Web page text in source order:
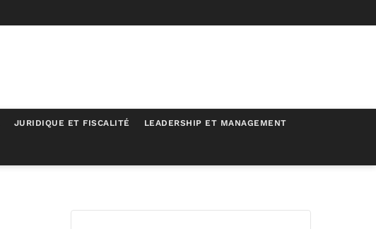
JURIDIQUE ET FISCALITÉ LEADERSHIP ET MANAGEMENT